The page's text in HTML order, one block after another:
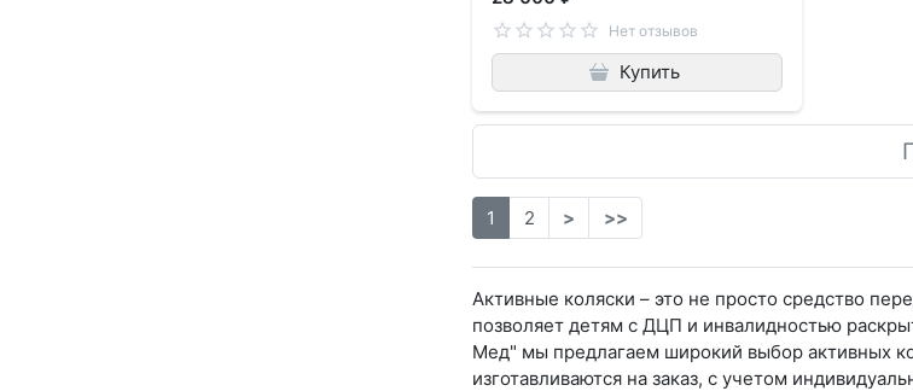
Нет отзывов
Купить
1 2 > >>
Активные коляски – это не просто средство
позволяет детям с ДЦП и инвалидностью
Мед" мы предлагаем широкий выбор активных
изготавливаются на заказ, с учетом